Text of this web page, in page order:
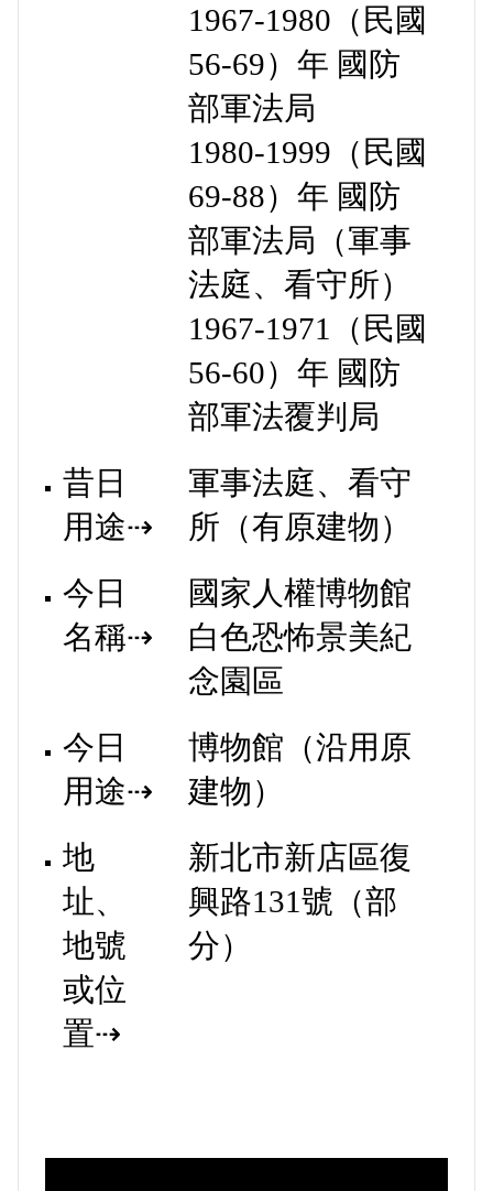
1967-1980 （ 民國
56-69）年 國防
部軍法局
1980-1999 （ 民國
69-88）年 國防
部軍法局（軍事
法庭、看守所）
1967-1971
（ 民國
56-60）年 國防
部軍法覆判局
昔日
用途⇢
軍事法庭、看守
所（有原建物）
今日
名稱⇢
國家人權博物館
白色恐怖景美紀
念園區
今日
用途⇢
博物館（沿用原
建物）
地
址、
地號
或位
置⇢
新北市新店區復
興路131號（部
分）